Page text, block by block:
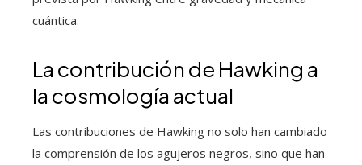
cuántica.
La contribución de Hawking a
la cosmología actual
Las contribuciones de Hawking no solo han cambiado
la comprensión de los agujeros negros, sino que han